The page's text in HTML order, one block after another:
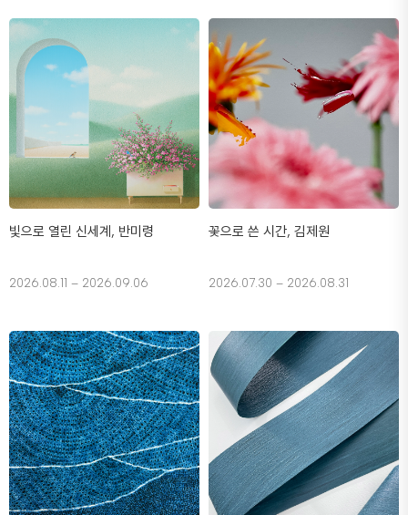
빛으로 열린 신세계, 반미령
2026.08.11 – 2026.09.06
꽃으로 쓴 시간, 김제원
2026.07.30 – 2026.08.31